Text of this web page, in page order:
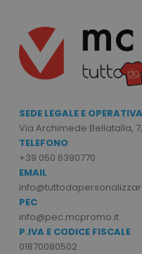
SEDE LEGALE E OPERATIVA
Via Archimede Bellatalla,
TELEFONO
+39 050 6390770
EMAIL
PEC
info@pec.mcpromo.it
P.IVA E CODICE FISCALE
01870080502
utm_campaign
mage-cache-